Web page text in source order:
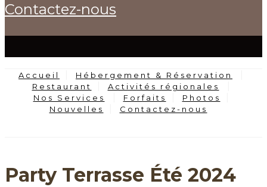
contactez-nous
Accueil
Hébergement & Réservation
Restaurant
Activités régionales
Nos Services
Forfaits
Photos
Nouvelles
Contactez-nous
Party Terrasse Été 2024